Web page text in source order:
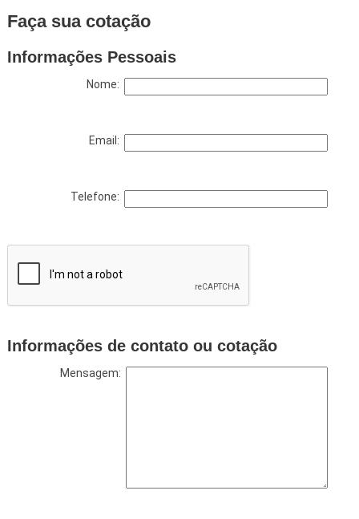
Faça sua cotação
Informações Pessoais
Nome:
Email:
Telefone:
Informações de contato ou cotação
Mensagem: